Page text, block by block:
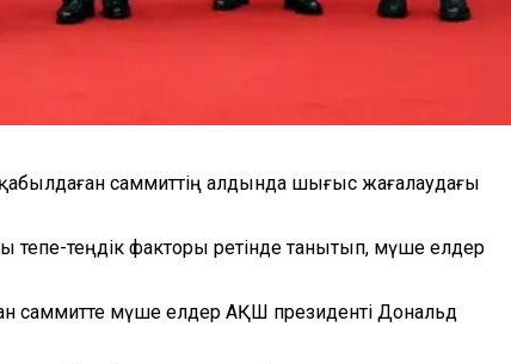
саммиттің алдында шығыс жағалаудағы
тепе-теңдік факторы ретінде танытып, мүше елдер
саммитте мүше елдер АҚШ президенті Дональд